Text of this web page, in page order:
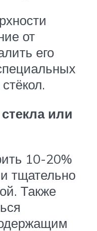
от
его
или
10-20%
тщательно
Также